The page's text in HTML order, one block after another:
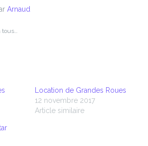
Arnaud
tous…
Location de Grandes Roues
12 novembre 2017
Article similaire